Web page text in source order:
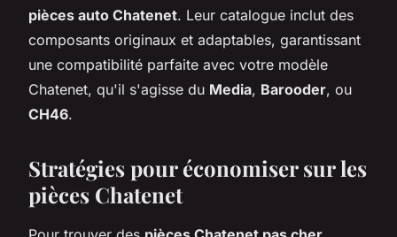
pièces auto Chatenet. Leur catalogue inclut des
composants originaux et adaptables, garantissant
une compatibilité parfaite avec votre modèle
Chatenet, qu'il s'agisse du Media, Barooder, ou
CH46.
Stratégies pour économiser sur les
pièces Chatenet